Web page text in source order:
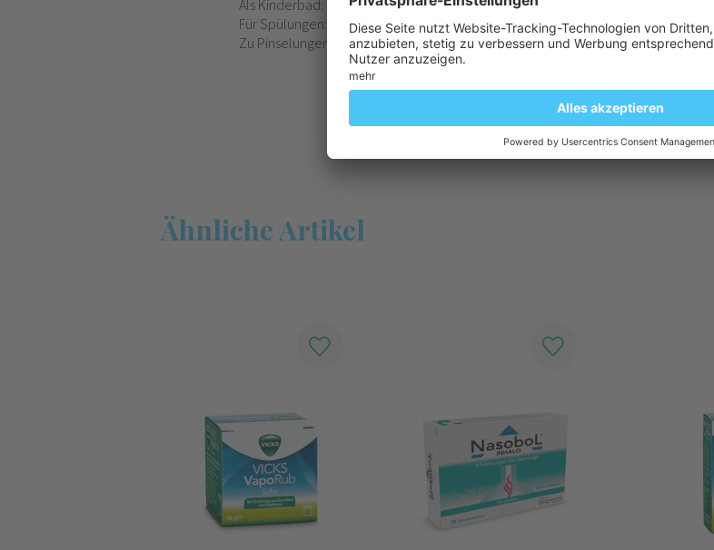
Als Kinderbad: Bei entzündlichen Hauterscheinungen.
Für Spülungen: Bei entzündlichen Erkrankungen der weiblichen
Zu Pinselungen (unverdünnt): Bei Entzündungen der Mundschleimhaut, des
Ähnliche Artikel